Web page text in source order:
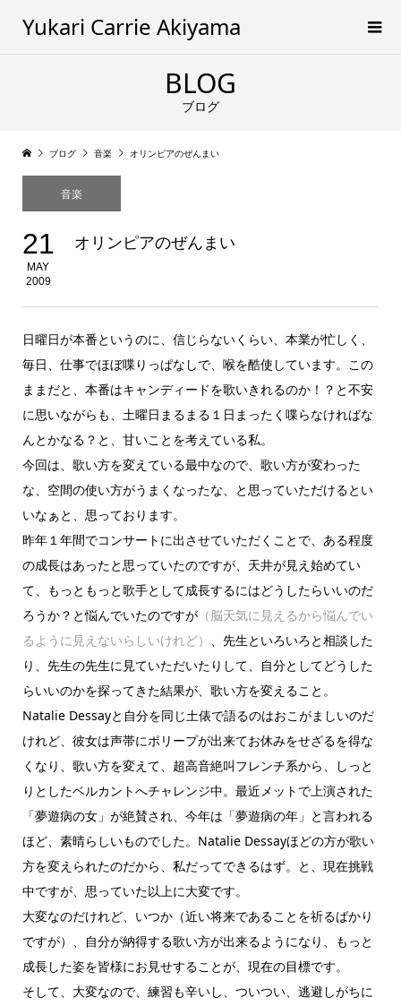
Yukari Carrie Akiyama
BLOG
ブログ
ブログ 音楽 オリンピアのぜんまい
音楽
21
MAY
2009
オリンピアのぜんまい
日曜日が本番というのに、信じらないくらい、本業が忙しく、
毎日、仕事でほぼ喋りっぱなしで、喉を酷使しています。この
ままだと、本番はキャンディードを歌いきれるのか！？と不安
に思いながらも、土曜日まるまる１日まったく喋らなければな
んとかなる？と、甘いことを考えている私。
今回は、歌い方を変えている最中なので、歌い方が変わった
な、空間の使い方がうまくなったな、と思っていただけるとい
いなぁと、思っております。
昨年１年間でコンサートに出させていただくことで、ある程度
の成長はあったと思っていたのですが、天井が見え始めてい
て、もっともっと歌手として成長するにはどうしたらいいのだ
ろうか？と悩んでいたのですが（脳天気に見えるから悩んでい
るように見えないらしいけれど） 、先生といろいろと相談した
り、先生の先生に見ていただいたりして、自分としてどうした
らいいのかを探ってきた結果が、歌い方を変えること。
Natalie Dessayと自分を同じ土俵で語るのはおこがましいのだ
けれど、彼女は声帯にポリープが出来てお休みをせざるを得な
くなり、歌い方を変えて、超高音絶叫フレンチ系から、しっと
りとしたベルカントへチャレンジ中。最近メットで上演された
「夢遊病の女」が絶賛され、今年は「夢遊病の年」と言われる
ほど、素晴らしいものでした。Natalie Dessayほどの方が歌い
方を変えられたのだから、私だってできるはず。と、現在挑戦
中ですが、思っていた以上に大変です。
大変なのだけれど、いつか（近い将来であることを祈るばかり
ですが）、自分が納得する歌い方が出来るようになり、もっと
成長した姿を皆様にお見せすることが、現在の目標です。
そして、大変なので、練習も辛いし、ついつい、逃避しがちに